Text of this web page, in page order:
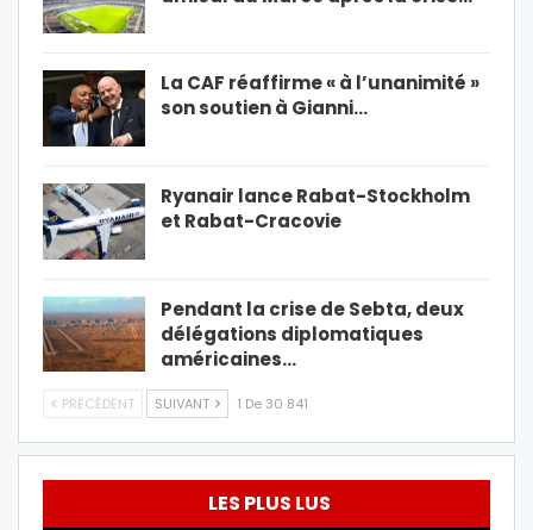
La CAF réaffirme « à l’unanimité »
son soutien à Gianni…
Ryanair lance Rabat-Stockholm
et Rabat-Cracovie
Pendant la crise de Sebta, deux
délégations diplomatiques
américaines…
PRÉCÉDENT SUIVANT 1 De 30 841
LES PLUS LUS